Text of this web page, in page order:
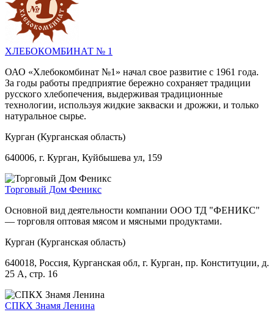
ХЛЕБОКОМБИНАТ № 1
ОАО «Хлебокомбинат №1» начал свое развитие с 1961 года.
За годы работы предприятие бережно сохраняет традиции
русского хлебопечения, выдерживая традиционные
технологии, используя жидкие закваски и дрожжи, и только
натуральное сырье.
Курган (Курганская область)
640006, г. Курган, Куйбышева ул, 159
Торговый Дом Феникс
Основной вид деятельности компании ООО ТД "ФЕНИКС"
— торговля оптовая мясом и мясными продуктами.
Курган (Курганская область)
640018, Россия, Курганская обл, г. Курган, пр. Конституции, д.
25 А, стр. 16
СПКХ Знамя Ленина